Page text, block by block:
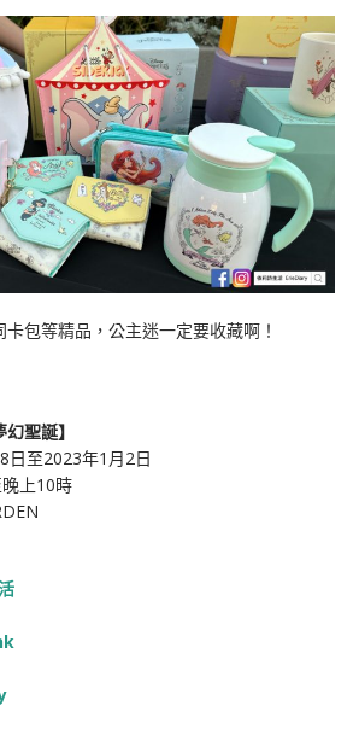
包等精品，公主迷一定要收藏啊！
聖誕】
日至2023年1月2日
晚上10時